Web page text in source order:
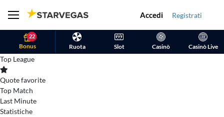
Accedi Registrati
22
Bonus Ruota Slot Casinò Casinò Live
Top League
Quote favorite
Top Match
Last Minute
Statistiche